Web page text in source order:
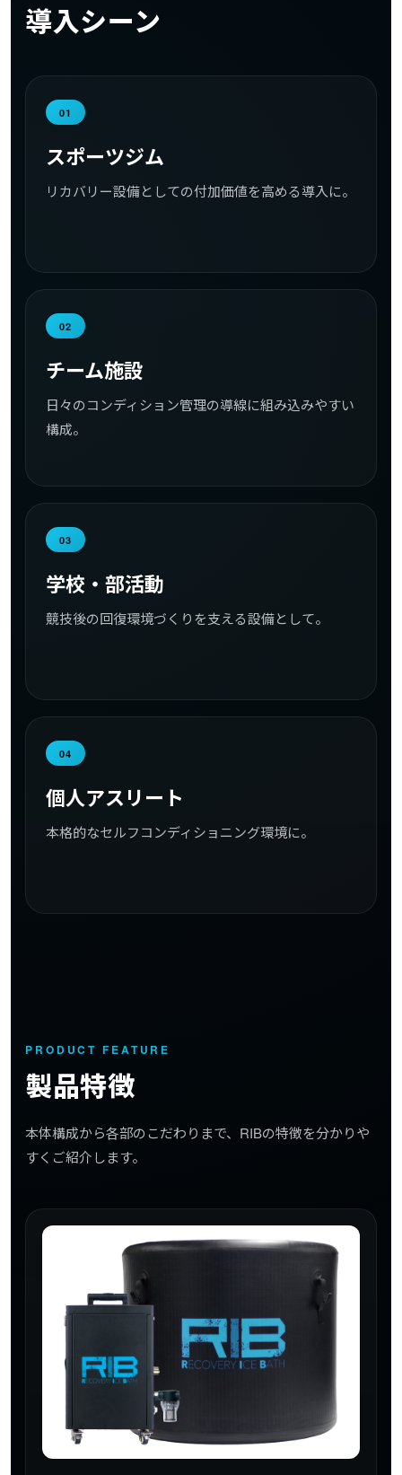
導入シーン
01
スポーツジム
リカバリー設備としての付加価値を高める導入に。
02
チーム施設
日々のコンディション管理の導線に組み込みやすい
構成。
03
学校・部活動
競技後の回復環境づくりを支える設備として。
04
個人アスリート
本格的なセルフコンディショニング環境に。
PRODUCT FEATURE
製品特徴
本体構成から各部のこだわりまで、RIBの特徴を分かりや
すくご紹介します。